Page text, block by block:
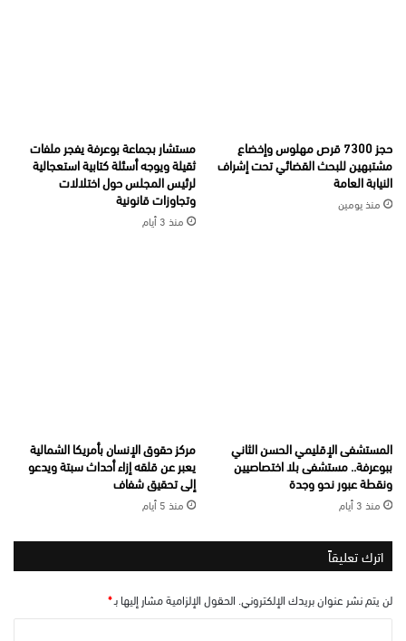
حجز 7300 قرص مهلوس وإخضاع
مشتبهين للبحث القضائي تحت إشراف
النيابة العامة
منذ يومين
مستشار بجماعة بوعرفة يفجر ملفات
ثقيلة ويوجه أسئلة كتابية استعجالية
لرئيس المجلس حول اختلالات
وتجاوزات قانونية
منذ 3 أيام
المستشفى الإقليمي الحسن الثاني
ببوعرفة.. مستشفى بلا اختصاصيين
ونقطة عبور نحو وجدة
منذ 3 أيام
مركز حقوق الإنسان بأمريكا الشمالية
يعبر عن قلقه إزاء أحداث سبتة ويدعو
إلى تحقيق شفاف
منذ 5 أيام
اترك تعليقاً
لن يتم نشر عنوان بريدك الإلكتروني. الحقول الإلزامية مشار إليها بـ*